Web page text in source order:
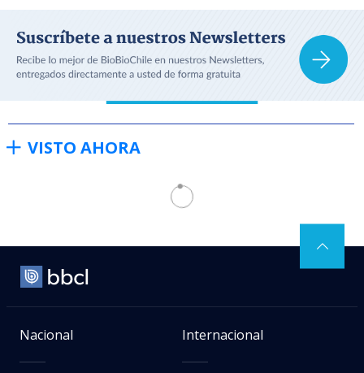
VISTO AHORA
Nacional Internacional